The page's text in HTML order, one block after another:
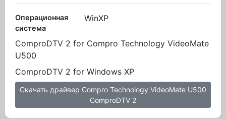
Операционная
система
WinXP
ComproDTV 2 for Compro Technology VideoMate
U500
ComproDTV 2 for Windows XP
Скачать драйвер Compro Technology VideoMate U500
ComproDTV 2